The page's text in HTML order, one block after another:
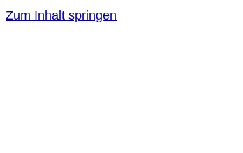
Zum Inhalt springen